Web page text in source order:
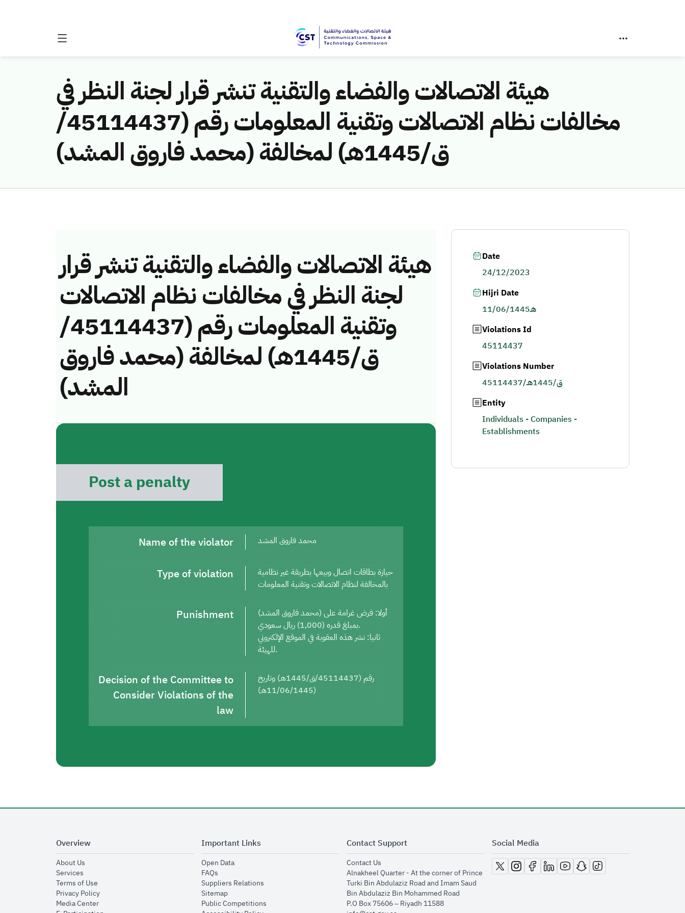
هيئة الاتصالات والفضاء والتقنية تنشر قرار لجنة النظر في
مخالفات نظام الاتصالات وتقنية المعلومات رقم (45114437/
ق/1445هـ) لمخالفة (محمد فاروق المشد)
هيئة الاتصالات والفضاء والتقنية تنشر قرار
لجنة النظر في مخالفات نظام الاتصالات
وتقنية المعلومات رقم (45114437/
ق/1445هـ) لمخالفة (محمد فاروق
المشد)
Post a penalty
Name of the violator محمد فاروق المشد
Type of violation
حيازة بطاقات اتصال وبيعها بطريقة غير نظامية
بالمخالفة لنظام الاتصالات وتقنية المعلومات
Punishment
أولا: فرض غرامة على (محمد فاروق المشد)
بمبلغ قدره (1,000) ريال سعودي.
ثانيا: نشر هذه العقوبة في الموقع الإلكتروني
للهيئة.
Decision of the Committee to
Consider Violations of the
law
رقم (45114437/ق/1445هـ) وتاريخ
(11/06/1445هـ)
Date
24/12/2023
Hijri Date
11/06/1445هـ
Violations Id
45114437
Violations Number
45114437/ق/1445هـ
Entity
Individuals - Companies -
Establishments
Overview
About Usopens in new window
Servicesopens in new window
Terms of Useopens in new window
Privacy Policyopens in new window
Media Centeropens in new window
Important Links
Open Dataopens in new window
FAQsopens in new window
Suppliers Relationsopens in new window
Sitemapopens in new window
Public Competitionsopens in new window
Contact Support
Contact Usopens in new window
Alnakheel Quarter - At the corner of Prince
Turki Bin Abdulaziz Road and Imam Saud
Bin Abdulaziz Bin Mohammed Road​
P.O Box 75606 – Riyadh 11588
Social Media
opens in new window
opens in new window
opens in new window
opens in new window
opens in new window
opens in new window
opens in new window